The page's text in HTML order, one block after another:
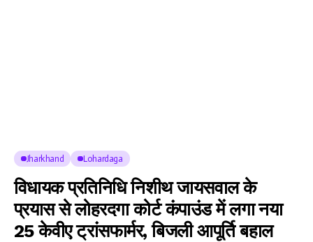
Jharkhand Lohardaga
विधायक प्रतिनिधि निशीथ जायसवाल के
प्रयास से लोहरदगा कोर्ट कंपाउंड में लगा नया
25 केवीए ट्रांसफार्मर, बिजली आपूर्ति बहाल